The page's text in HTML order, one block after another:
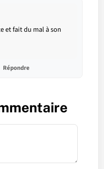
et fait du mal à son
Répondre